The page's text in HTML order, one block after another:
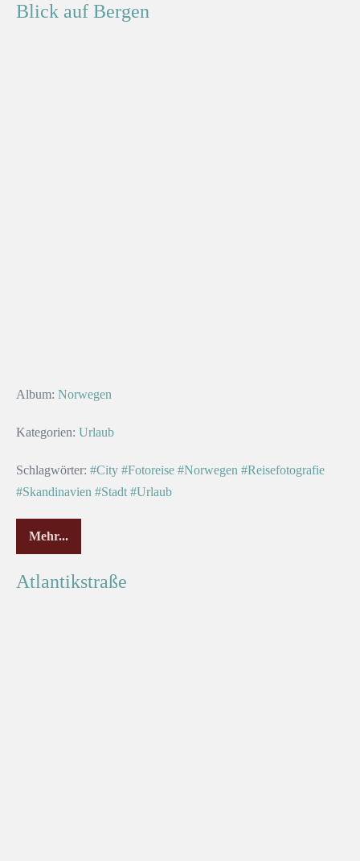
Blick auf Bergen
Album: Norwegen
Kategorien: Urlaub
Schlagwörter: #City #Fotoreise #Norwegen #Reisefotografie
#Skandinavien #Stadt #Urlaub
Mehr...
Atlantikstraße